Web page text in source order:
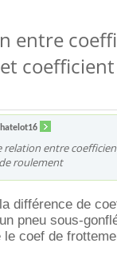
entre
relation entre
roulement
différence de
pneu sous-
coef de